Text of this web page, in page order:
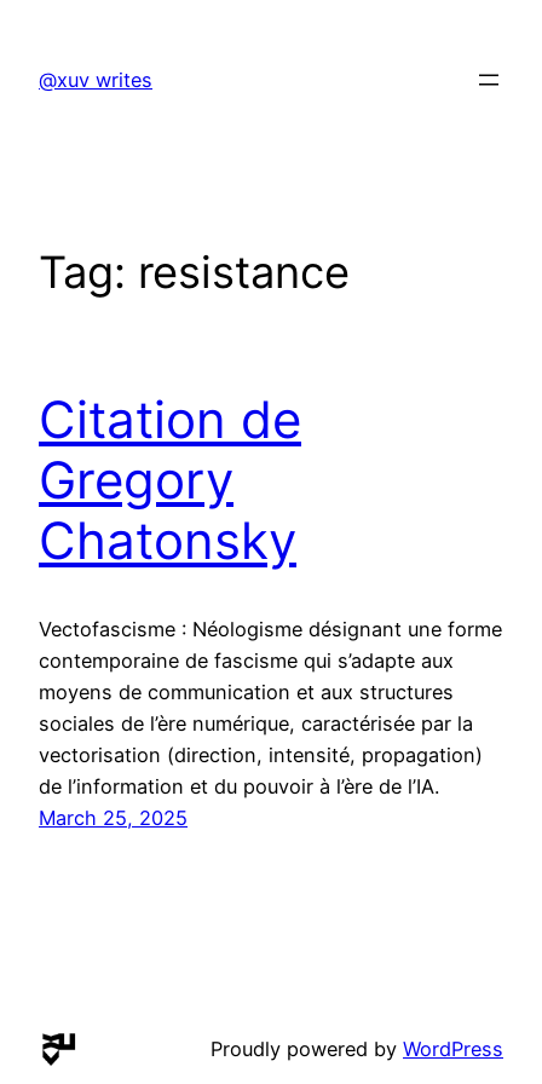
content
@xuv writes
Tag: resistance
Citation de
Gregory
Chatonsky
Vectofascisme : Néologisme désignant une forme
contemporaine de fascisme qui s’adapte aux
moyens de communication et aux structures
sociales de l’ère numérique, caractérisée par la
vectorisation (direction, intensité, propagation)
de l’information et du pouvoir à l’ère de l’IA.
March 25, 2025
Proudly powered by WordPress